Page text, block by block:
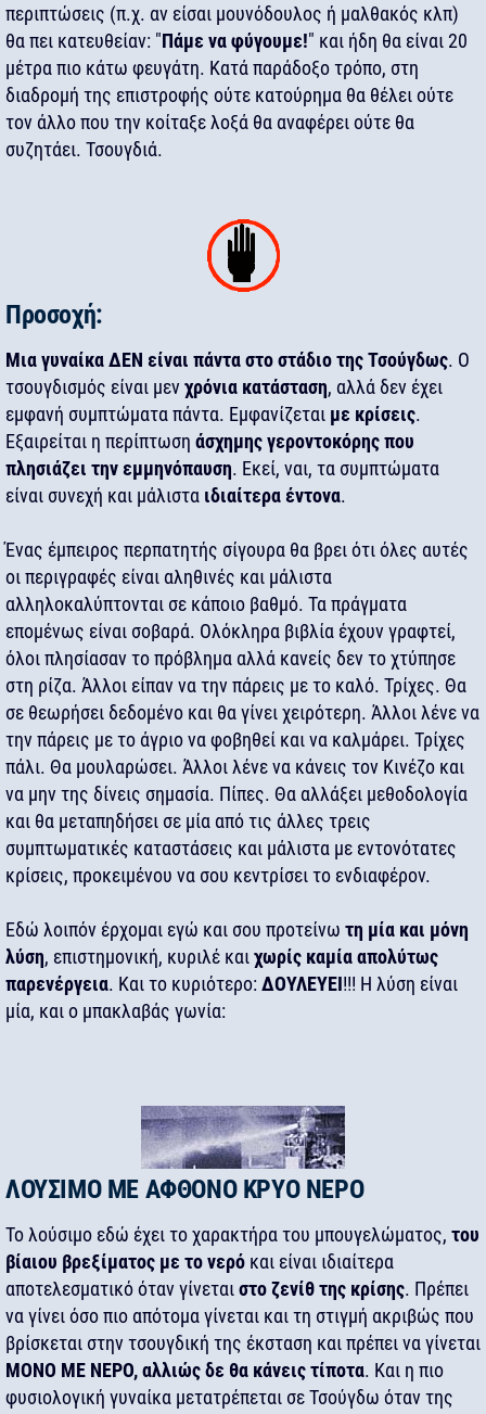
περιπτώσεις (π.χ. αν είσαι μουνόδουλος ή μαλθακός κλπ)
θα πει κατευθείαν: "Πάμε να φύγουμε!" και ήδη θα είναι 20
μέτρα πιο κάτω φευγάτη. Κατά παράδοξο τρόπο, στη
διαδρομή της επιστροφής ούτε κατούρημα θα θέλει ούτε
τον άλλο που την κοίταξε λοξά θα αναφέρει ούτε θα
συζητάει. Τσουγδιά.
Προσοχή:
Μια γυναίκα ΔΕΝ είναι πάντα στο στάδιο της Τσούγδως. Ο
τσουγδισμός είναι μενχρόνια κατάσταση, αλλά δεν έχει
εμφανή συμπτώματα πάντα. Εμφανίζεται με κρίσεις.
Εξαιρείται η περίπτωση άσχημης γεροντοκόρης που
πλησιάζει την εμμηνόπαυση. Εκεί, ναι, τα συμπτώματα
είναι συνεχή και μάλιστα ιδιαίτερα έντονα.
Ένας έμπειρος περπατητής σίγουρα θα βρει ότι όλες αυτές
οι περιγραφές είναι αληθινές και μάλιστα
αλληλοκαλύπτονται σε κάποιο βαθμό. Τα πράγματα
επομένως είναι σοβαρά. Ολόκληρα βιβλία έχουν γραφτεί,
όλοι πλησίασαν το πρόβλημα αλλά κανείς δεν το χτύπησε
στη ρίζα. Άλλοι είπαν να την πάρεις με το καλό. Τρίχες. Θα
σε θεωρήσει δεδομένο και θα γίνει χειρότερη. Άλλοι λένε να
την πάρεις με το άγριο να φοβηθεί και να καλμάρει. Τρίχες
πάλι. Θα μουλαρώσει. Άλλοι λένε να κάνεις τον Κινέζο και
να μην της δίνεις σημασία. Πίπες. Θα αλλάξει μεθοδολογία
και θα μεταπηδήσει σε μία από τις άλλες τρεις
συμπτωματικές καταστάσεις και μάλιστα με εντονότατες
κρίσεις, προκειμένου να σου κεντρίσει το ενδιαφέρον.
Εδώ λοιπόν έρχομαι εγώ και σου προτείνω τη μία και μόνη
λύση, επιστημονική, κυριλέ καιχωρίς καμία απολύτως
παρενέργεια. Και το κυριότερο:ΔΟΥΛΕΥΕΙ!!! Η λύση είναι
μία, και ο μπακλαβάς γωνία:
ΛΟΥΣΙΜΟ ΜΕ ΑΦΘΟΝΟ ΚΡΥΟ ΝΕΡΟ
Το λούσιμο εδώ έχει το χαρακτήρα του μπουγελώματος, του
βίαιου βρεξίματος με το νερό και είναι ιδιαίτερα
αποτελεσματικό όταν γίνεταιστο ζενίθ της κρίσης. Πρέπει
να γίνει όσο πιο απότομα γίνεται και τη στιγμή ακριβώς που
βρίσκεται στην τσουγδική της έκσταση και πρέπει να γίνεται
ΜΟΝΟ ΜΕ ΝΕΡΟ, αλλιώς δε θα κάνεις τίποτα. Και η πιο
φυσιολογική γυναίκα μετατρέπεται σε Τσούγδω όταν της